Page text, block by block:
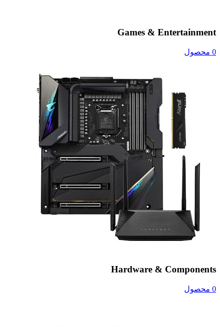
Games & Entertainment
0 محصول
Hardware & Components
0 محصول